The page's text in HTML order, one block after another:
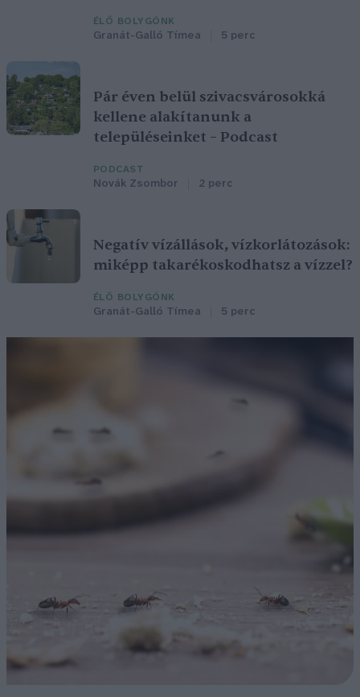
ÉLŐ BOLYGÓNK
Granát-Galló Tímea 5 perc
Pár éven belül szivacsvárosokká
kellene alakítanunk a
településeinket – Podcast
PODCAST
Novák Zsombor 2 perc
Negatív vízállások, vízkorlátozások:
miképp takarékoskodhatsz a vízzel?
ÉLŐ BOLYGÓNK
Granát-Galló Tímea 5 perc